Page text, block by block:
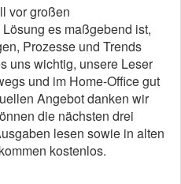
vor großen
es maßgebend ist,
Prozesse und Trends
uns wichtig, unsere Leser
und im Home-Office gut
Angebot danken wir
die nächsten drei
lesen sowie in alten
kostenlos.